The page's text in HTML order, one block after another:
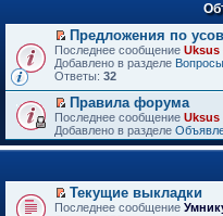
П
е
р
й
т
и
к
п
в
о
Предложения по
Последнее сообщение Uksus
Добавлено в разделе
Ответы: 32
П
е
р
е
т
и
к
Правила форума
Последнее сообщение Uksus
Добавлено в разделе
П
Текущие выкладки
Последнее сообщение